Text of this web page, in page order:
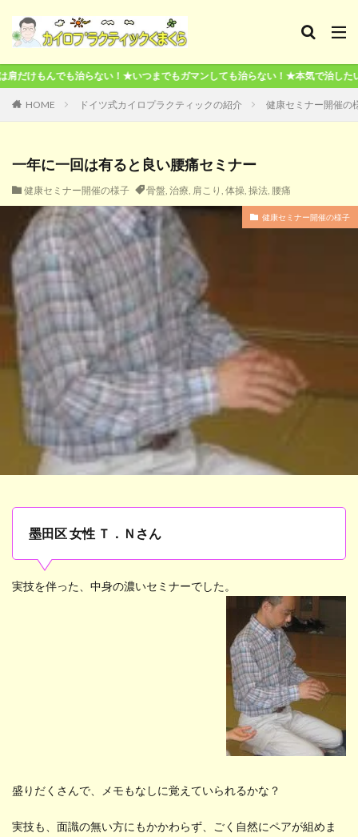
！★いつまでもガマンしても治らない！★本気で治したいならここが終点です
HOME ドイツ式カイロプラクティックの紹介 健康セミナー開催の
一年に一回は有ると良い腰痛セミナー
健康セミナー開催の様子 骨盤, 治療, 肩こり , 体操, 操法, 腰痛
健康セミナー開催の様子
墨田区 女性 Ｔ．Ｎさん
実技を伴った、中身の濃いセミナーでした。
盛りだくさんで、メモもなしに覚えていられるかな？
実技も、面識の無い方にもかかわらず、ごく自然にペアが組めま